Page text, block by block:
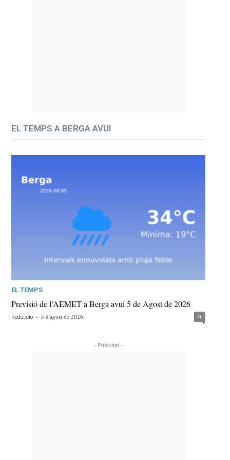
EL TEMPS A BERGA AVUI
EL TEMPS
Previsió de l’AEMET a Berga avui 5 de Agost de 2026
Redacció - 5 d'agost de 2026 0
- Publicitat -